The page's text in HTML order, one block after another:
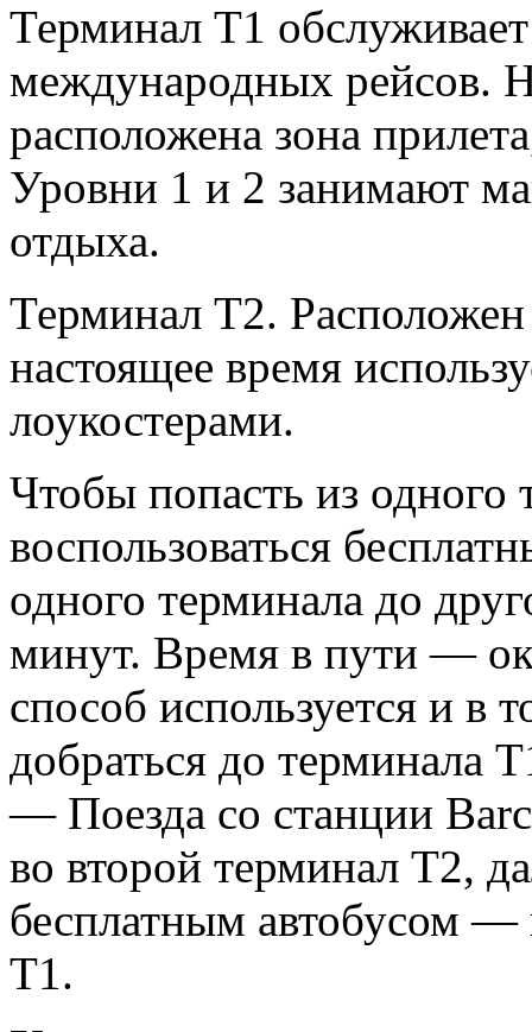
Терминал T1
международных рейсов.
расположена зона
Уровни 1 и 2 занимают
отдыха.
Терминал T2. Расположен
настоящее время
лоукостерами.
Чтобы попасть из
воспользоваться
одного терминала до
минут. Время в пути —
способ используется и в
добраться до терминала
— Поезда со станции
во второй терминал Т2,
бесплатным автобусом —
Т1.